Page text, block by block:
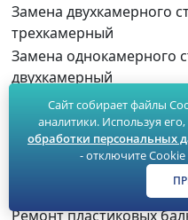
Замена двухкамерного
трехкамерный
Замена однокамерного
двухкамерный
Замена холодного
Замена глухого
Ремонт холодного
Ремонт пластиковых
Ремонт пластиковых
Сайт собирает файлы
аналитики. Используя
обработки персональных
- отключите